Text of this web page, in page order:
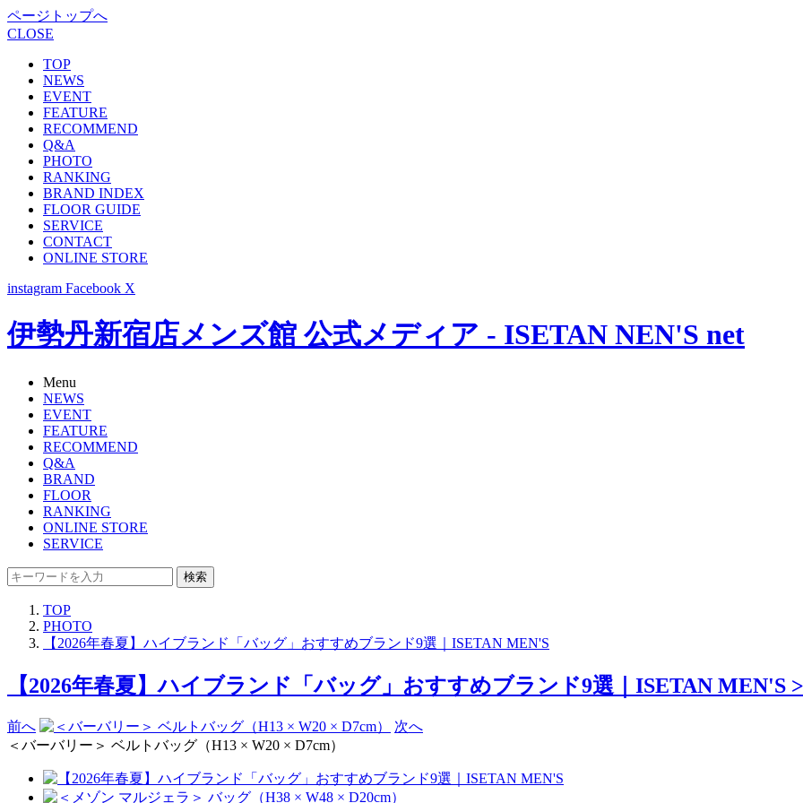
ページトップへ
CLOSE
TOP
NEWS
EVENT
FEATURE
RECOMMEND
Q&A
PHOTO
RANKING
BRAND INDEX
FLOOR GUIDE
SERVICE
CONTACT
ONLINE STORE
instagram Facebook X
伊勢丹新宿店メンズ館 公式メディア - ISETAN NEN'S net
Menu
NEWS
EVENT
FEATURE
RECOMMEND
Q&A
BRAND
FLOOR
RANKING
ONLINE STORE
SERVICE
検索
TOP
PHOTO
【2026年春夏】ハイブランド「バッグ」おすすめブランド9選｜ISETAN MEN'S
【2026年春夏】ハイブランド「バッグ」おすすめブランド9選｜ISETAN MEN'S
前へ
次へ
＜バーバリー＞ ベルトバッグ（H13 × W20 × D7cm）